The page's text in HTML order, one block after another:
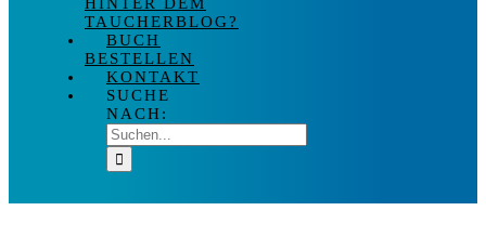
TAUCHERBLOG?
BUCH
BESTELLEN
KONTAKT
SUCHE
NACH: